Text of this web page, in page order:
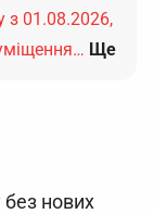
з 01.08.2026,
Ще
нових